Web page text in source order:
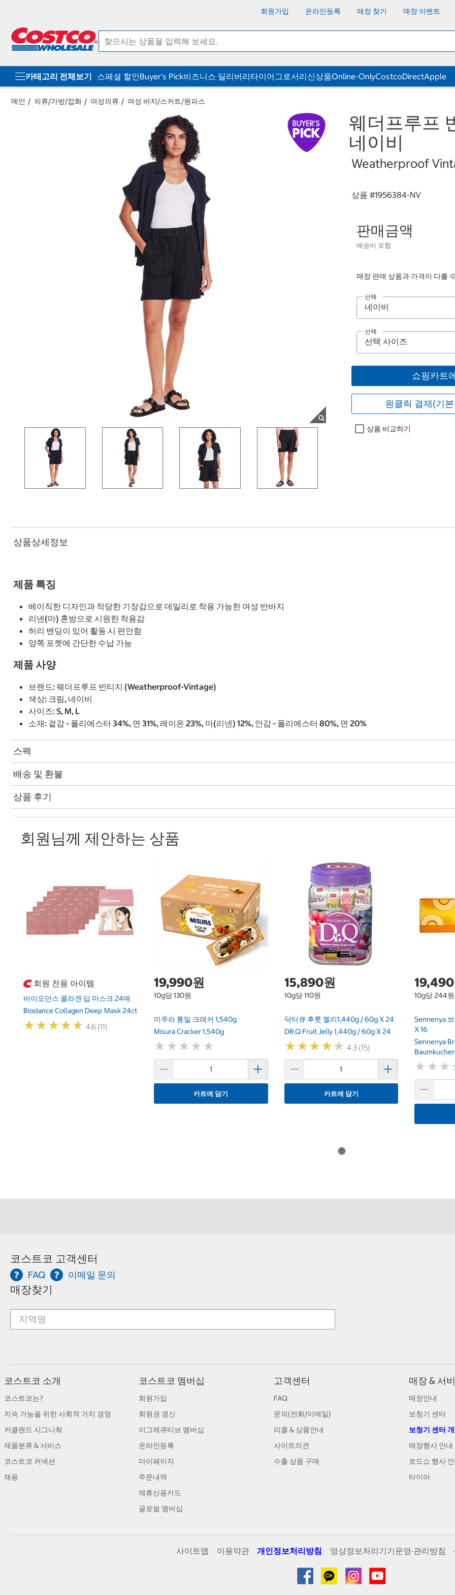
회원가입 온라인등록 매장 찾기 매장 이벤트
카테고리 전체보기 스페셜 할인Buyer's Pick비즈니스 딜리버리타이어그로서리신상품Online-OnlyCostcoDirectApple
메인 의류/가방/잡화 여성의류 여성 바지/스커트/원피스
웨더프루프
네이비
Weatherproof
상품 #1956384-NV
판매금액
배송비 포함
매장 판매 상품과 가격이 다를
선택
선택
쇼핑카트
원클릭 결제(기
상품 비교하기
상품상세정보
제품 특징
베이직한 디자인과 적당한 기장감으로 데일리로 착용 가능한 여성 반바지
리넨(마) 혼방으로 시원한 착용감
허리 밴딩이 있어 활동 시 편안함
양쪽 포켓에 간단한 수납 가능
제품 사양
브랜드: 웨더프루프 빈티지 (Weatherproof-Vintage)
색상: 크림, 네이비
사이즈: S, M, L
소재: 겉감 - 폴리에스터 34%, 면 31%, 레이온 23%, 마(리넨) 12%, 안감 - 폴리에스터 80%, 면 20%
스펙
배송 및 환불
상품 후기
회원님께 제안하는 상품
회원 전용 아이템
바이오던스 콜라겐 딥 마스크 24매
Biodance Collagen Deep Mask 24ct
★★★★★
★★★★★ 4.6 (11)
19,990원
10g당 130원
미주라 통밀 크래커 1,540g
Misura Cracker 1,540g
★ ★ ★ ★ ★
★ ★ ★ ★ ★
카트에 담기
15,890원
10g당 110원
닥터큐 후룻 젤리1,440g / 60g X 24
DR.Q Fruit Jelly 1,440g / 60g X 24
★★★★★
★★★★★ 4.3 (15)
카트에 담기
10g당 244원
Sennenya
X 16
Sennenya
★ ★ ★
★ ★ ★
코스트코 고객센터
FAQ 이메일 문의
매장찾기
코스트코 소개
코스트코는?
지속 가능을 위한 사회적 가치 경영
커클랜드 시그니춰
제품분류 & 서비스
코스트코 커넥션
채용
코스트코 멤버십
회원가입
회원권 갱신
이그제큐티브 멤버십
온라인등록
마이페이지
주문내역
제휴신용카드
글로벌 멤버십
고객센터
FAQ
문의(전화/이메일)
리콜 & 상품안내
사이트의견
수출 상품 구매
매장 & 서
매장안내
보청기 센터
보청기 센터
매장행사 안내
로드쇼 행사
타이어
사이트맵 이용약관 개인정보처리방침 영상정보처리기기운영·관리방침